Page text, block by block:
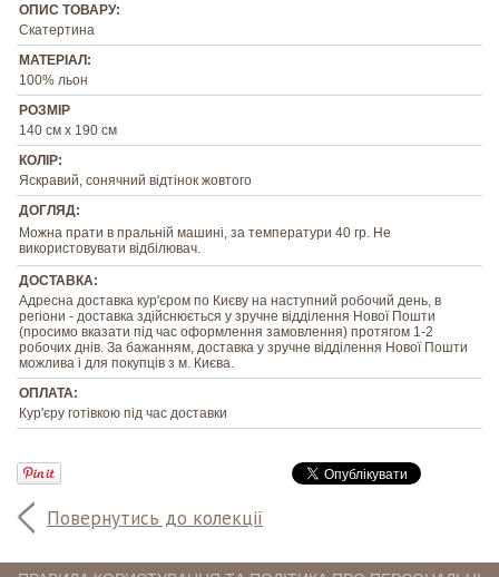
Повернутись до колекції
ОПИС ТОВАРУ:
Скатертина
МАТЕРІАЛ:
100% льон
РОЗМІР
140 см х 190 см
КОЛІР:
Яскравий, сонячний відтінок жовтого
ДОГЛЯД:
Можна прати в пральній машині, за температури 40 гр. Не
використовувати відбілювач.
ДОСТАВКА:
Адресна доставка кур'єром по Києву на наступний робочий день, в
регіони - доставка здійснюється у зручне відділення Нової Пошти
(просимо вказати під час оформлення замовлення) протягом 1-2
робочих днів. За бажанням, доставка у зручне відділення Нової Пошти
можлива і для покупців з м. Києва.
ОПЛАТА:
Кур'єру готівкою під час доставки